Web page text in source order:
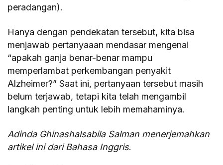
peradangan).
Hanya dengan pendekatan tersebut, kita bisa
menjawab pertanyaaan mendasar mengenai
“apakah ganja benar-benar mampu
memperlambat perkembangan penyakit
Alzheimer?” Saat ini, pertanyaan tersebut masih
belum terjawab, tetapi kita telah mengambil
langkah penting untuk lebih memahaminya.
Adinda Ghinashalsabila Salman menerjemahkan
artikel ini dari Bahasa Inggris.